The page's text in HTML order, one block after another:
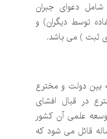
دعوای جبران
توسط دیگران) و
ثبت ) می باشد.
بین دولت و مخترع
در قبال افشای
علمی آن کشور
حق انحصاری 20 ساله قائل می شود که